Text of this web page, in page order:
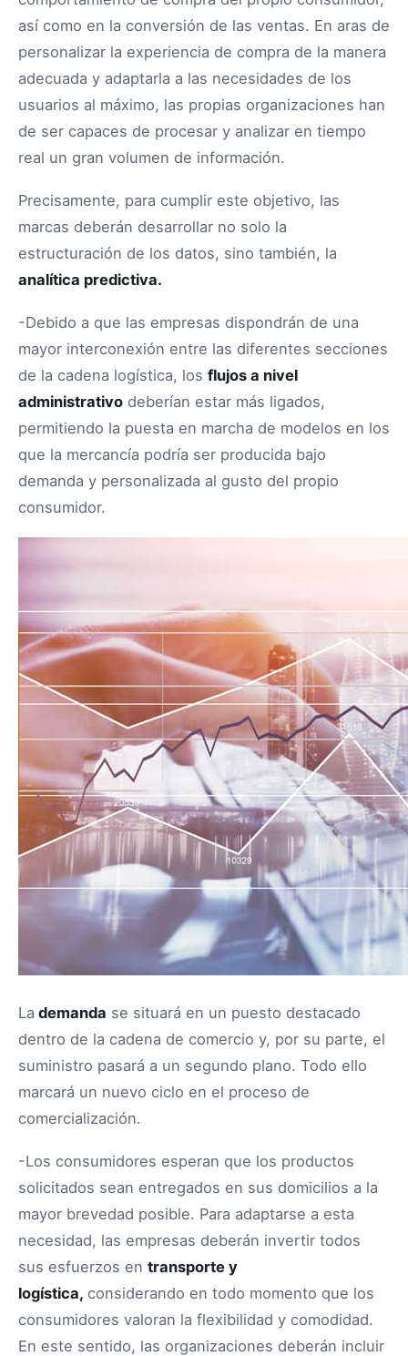
así como en la conversión de las ventas. En aras de
personalizar la experiencia de compra de la manera
adecuada y adaptarla a las necesidades de los
usuarios al máximo, las propias organizaciones han
de ser capaces de procesar y analizar en tiempo
real un gran volumen de información.
Precisamente, para cumplir este objetivo, las
marcas deberán desarrollar no solo la
estructuración de los datos, sino también, la
analítica predictiva.
-Debido a que las empresas dispondrán de una
mayor interconexión entre las diferentes secciones
de la cadena logística, los flujos a nivel
administrativo deberían estar más ligados,
permitiendo la puesta en marcha de modelos en los
que la mercancía podría ser producida bajo
demanda y personalizada al gusto del propio
consumidor.
La demanda se situará en un puesto destacado
dentro de la cadena de comercio y, por su parte, el
suministro pasará a un segundo plano. Todo ello
marcará un nuevo ciclo en el proceso de
comercialización.
-Los consumidores esperan que los productos
solicitados sean entregados en sus domicilios a la
mayor brevedad posible. Para adaptarse a esta
necesidad, las empresas deberán invertir todos
sus esfuerzos en transporte y
logística, considerando en todo momento que los
consumidores valoran la flexibilidad y comodidad.
En este sentido, las organizaciones deberán incluir